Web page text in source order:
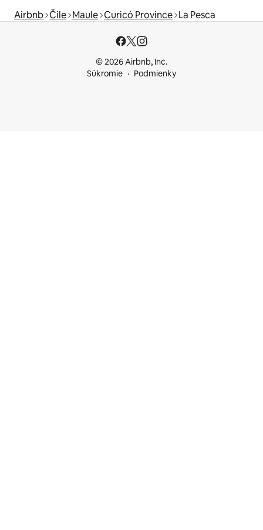
Airbnb Čile Maule Curicó Province La Pesca
© 2026 Airbnb, Inc.
Súkromie
Podmienky